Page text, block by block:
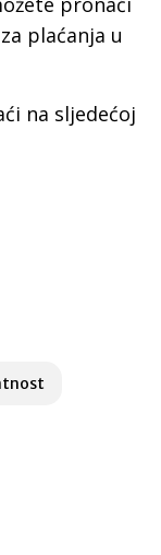
plaćanja u
na sljedećoj